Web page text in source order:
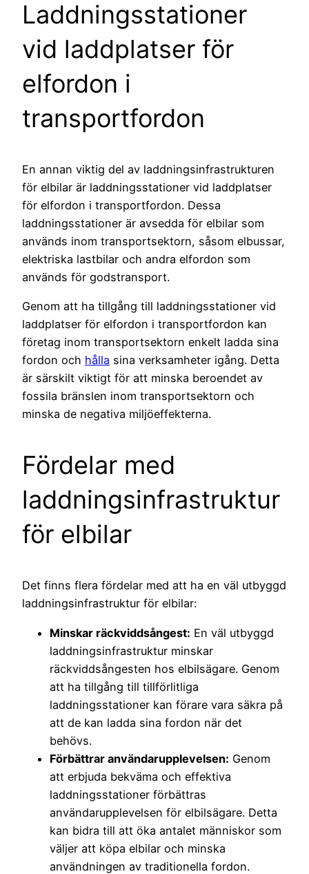
Laddningsstationer
vid laddplatser för
elfordon i
transportfordon
En annan viktig del av laddningsinfrastrukturen
för elbilar är laddningsstationer vid laddplatser
för elfordon i transportfordon. Dessa
laddningsstationer är avsedda för elbilar som
används inom transportsektorn, såsom elbussar,
elektriska lastbilar och andra elfordon som
används för godstransport.
Genom att ha tillgång till laddningsstationer vid
laddplatser för elfordon i transportfordon kan
företag inom transportsektorn enkelt ladda sina
fordon och hålla sina verksamheter igång. Detta
är särskilt viktigt för att minska beroendet av
fossila bränslen inom transportsektorn och
minska de negativa miljöeffekterna.
Fördelar med
laddningsinfrastruktur
för elbilar
Det finns flera fördelar med att ha en väl utbyggd
laddningsinfrastruktur för elbilar:
Minskar räckviddsångest: En väl utbyggd
laddningsinfrastruktur minskar
räckviddsångesten hos elbilsägare. Genom
att ha tillgång till tillförlitliga
laddningsstationer kan förare vara säkra på
att de kan ladda sina fordon när det
behövs.
Förbättrar användarupplevelsen: Genom
att erbjuda bekväma och effektiva
laddningsstationer förbättras
användarupplevelsen för elbilsägare. Detta
kan bidra till att öka antalet människor som
väljer att köpa elbilar och minska
användningen av traditionella fordon.